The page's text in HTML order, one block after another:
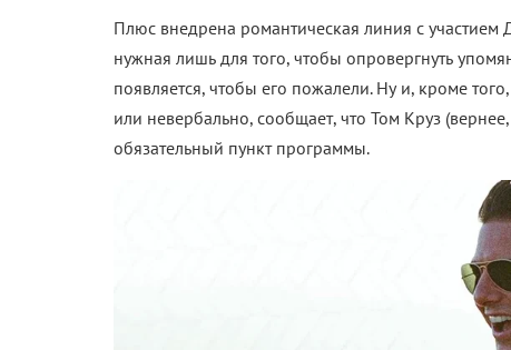
Плюс внедрена романтическая линия с
нужная лишь для того, чтобы опровергнуть
появляется, чтобы его пожалели. Ну и, кроме
или невербально, сообщает, что Том Круз
обязательный пункт программы.